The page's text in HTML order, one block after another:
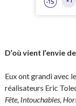
D’où vient l’envie
Eux ont grandi avec
réalisateurs Eric
Fête, Intouchables,